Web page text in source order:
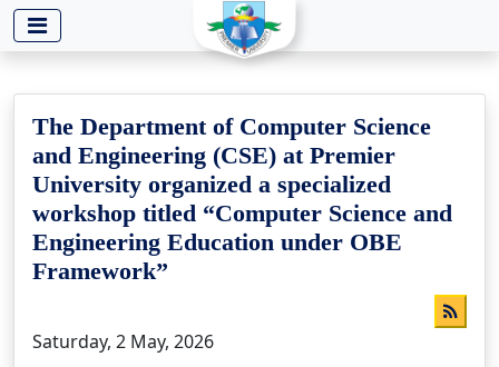
-->
The Department of Computer Science
and Engineering (CSE) at Premier
University organized a specialized
workshop titled “Computer Science and
Engineering Education under OBE
Framework”
Saturday, 2 May, 2026